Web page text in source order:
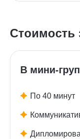
Стоимость
В мини-
По 40 минут